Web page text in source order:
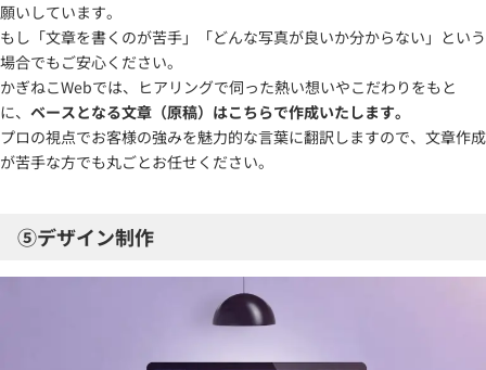
願いしています。
もし「文章を書くのが苦手」「どんな写真が良いか分からない」という
場合でもご安心ください。
かぎねこWebでは、ヒアリングで伺った熱い想いやこだわりをもと
に、 ベースとなる文章（原稿）はこちらで作成いたします。
プロの視点でお客様の強みを魅力的な言葉に翻訳しますので、文章作成
が苦手な方でも丸ごとお任せください。
⑤デザイン制作